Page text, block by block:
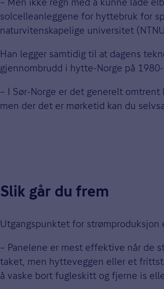
solcelleanleggene for hyttebruk for
naturvitenskapelige universitet
Han legger samtidig til at dagens
gjennombrudd i hytte-Norge på
– I Sør-Norge er det generelt
men der det er mørketid kan du
Slik går du frem
Utgangspunktet for
– Panelene er mest effektive når de
taket, men hytteveggen eller et
å vaske bort fugleskitt og fjerne is